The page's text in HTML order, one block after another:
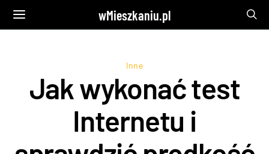
wMieszkaniu.pl
Inne
Jak wykonać test
Internetu i